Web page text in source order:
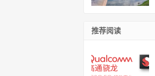
推荐阅读